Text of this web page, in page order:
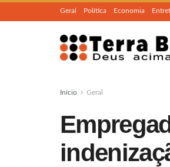
Geral Política Economia
Início Geral